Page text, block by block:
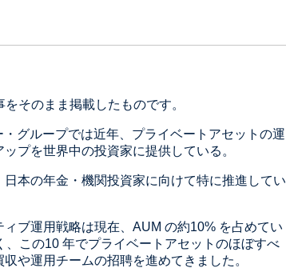
そのまま掲載したものです。
グループでは近年、プライベートアセットの運
プを世界中の投資家に提供している。
本の年金・機関投資家に向けて特に推進してい
ィブ運用戦略は現在、AUM の約10% を占めてい
この10 年でプライベートアセットのほぼすべ
や運用チームの招聘を進めてきました。